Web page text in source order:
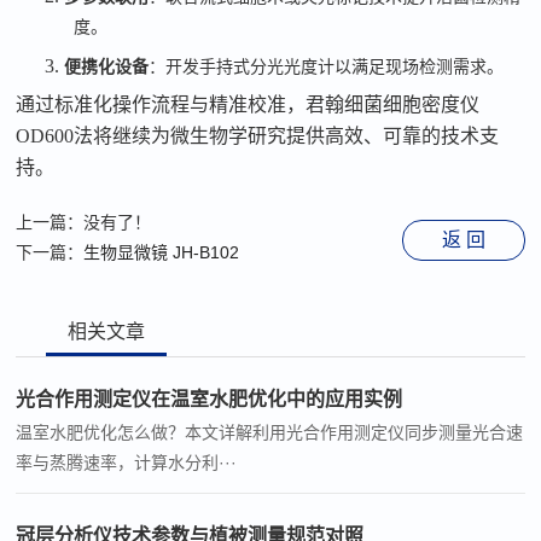
度。
3.便携化设备：开发手持式分光光度计以满足现场检测需求。
通过标准化操作流程与精准校准，君翰细菌细胞密度仪
OD600法将继续为微生物学研究提供高效、可靠的技术支
持。
上一篇：没有了！
下一篇： 生物显微镜 JH-B102
返 回
相关文章
光合作用测定仪在温室水肥优化中的应用实例
温室水肥优化怎么做？本文详解利用光合作用测定仪同步测量光合速
率与蒸腾速率，计算水分利···
冠层分析仪技术参数与植被测量规范对照